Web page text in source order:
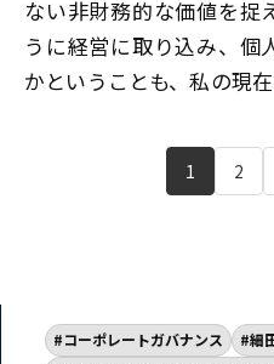
ない非財務的な価値を捉
うに経営に取り込み、個
かということも、私の現在
1 2
コーポレートガバナンス
細